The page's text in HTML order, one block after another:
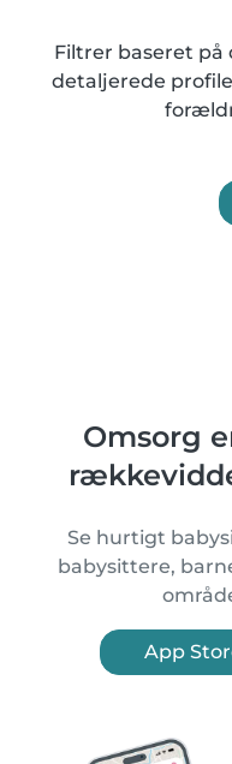
Filtrer baseret på
detaljerede
Omsorg
Se hurtigt
babysittere,
App